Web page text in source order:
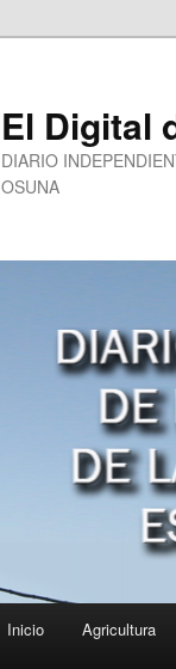
El Digital
DIARIO
OSUNA
Inicio Agricultura